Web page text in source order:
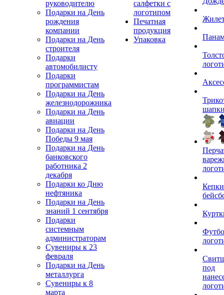
руководителю
Подарки на День
рождения
компании
Подарки на День
строителя
Подарки
автомобилисту
Подарки
программистам
Подарки на День
железнодорожника
Подарки на День
авиации
Подарки на День
Победы 9 мая
Подарки на День
банковского
работника 2
декабря
Подарки ко Дню
нефтяника
Подарки на День
знаний 1 сентября
Подарки
системным
администраторам
Сувениры к 23
февраля
Подарки на День
металлурга
Сувениры к 8
марта
салфетки с
логотипом
Печатная
продукция
Упаковка
под